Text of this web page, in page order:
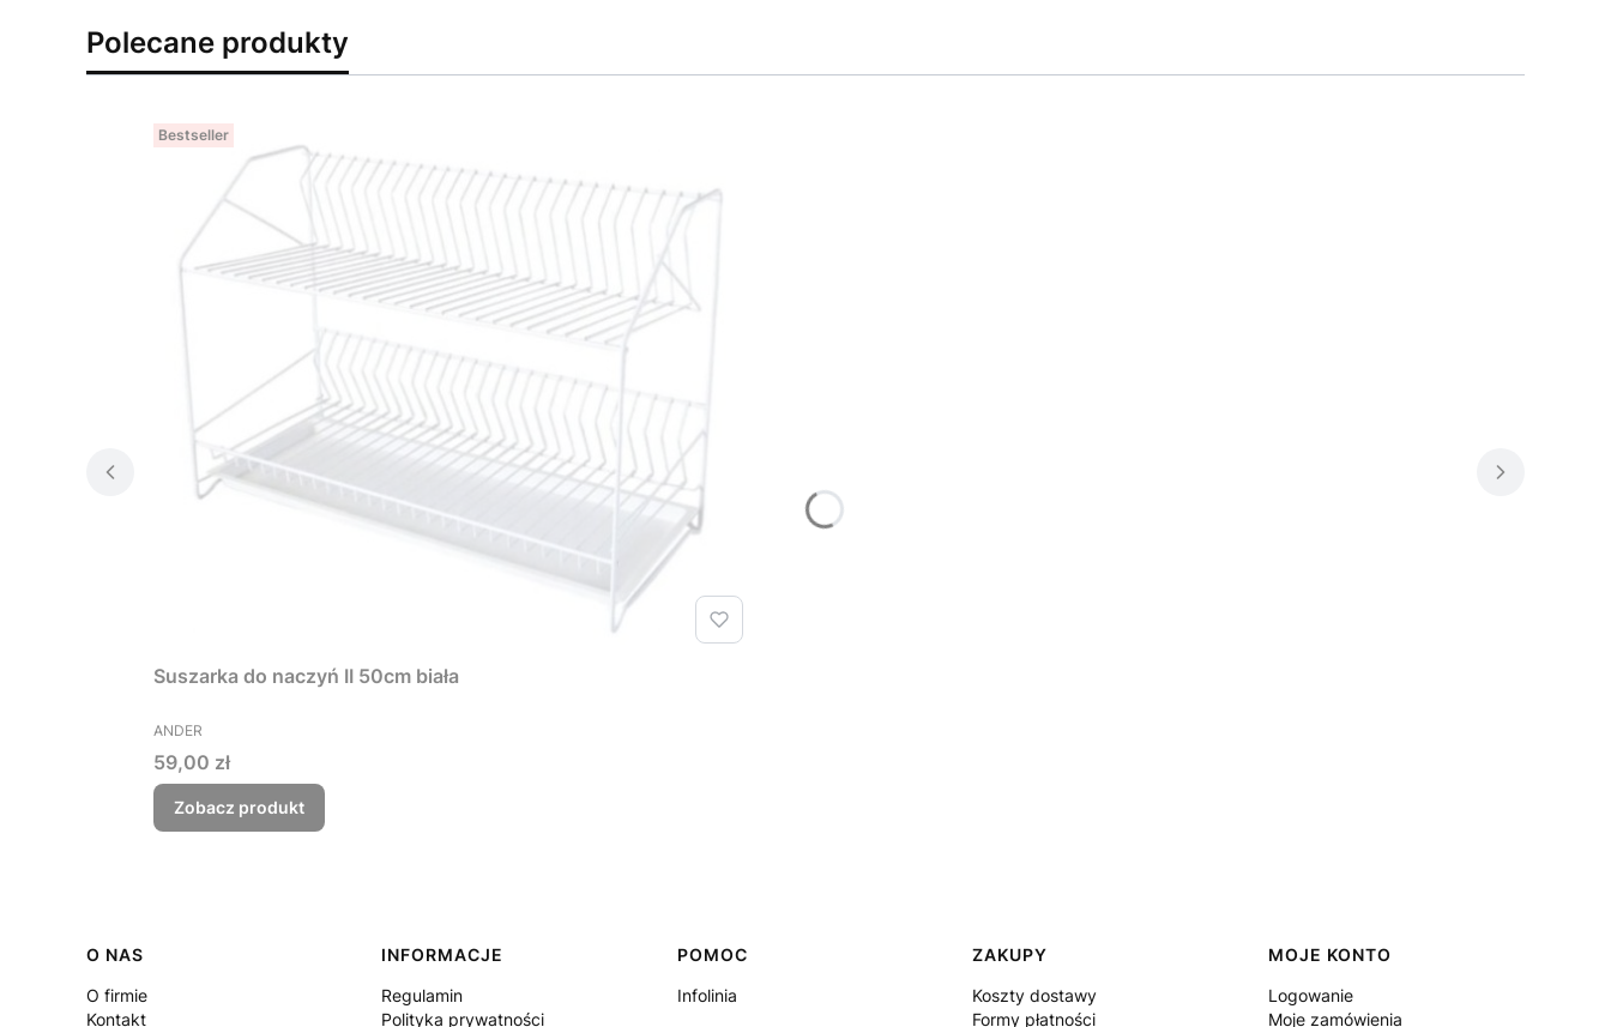
Polecane produkty
Bestseller
Suszarka do naczyń II 50cm biała
PRODUCENT
ANDER
Cena
59,00 zł
Zobacz produkt
Linki w stopce
O NAS
O firmie
Kontakt
INFORMACJE
Regulamin
Polityka prywatności
POMOC
Infolinia
ZAKUPY
Koszty dostawy
Formy płatności
MOJE KONTO
Logowanie
Moje zamówienia